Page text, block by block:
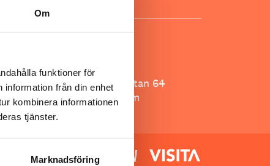
Om
funktioner för
från din enhet
kombinera informationen
tjänster.
Marknadsföring
Besöksliv
Spoon, Brännkyrkagatan 64
118 23 Stockholm